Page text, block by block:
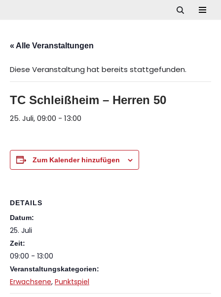
springen
« Alle Veranstaltungen
Diese Veranstaltung hat bereits stattgefunden.
TC Schleißheim – Herren 50
25. Juli, 09:00 - 13:00
Zum Kalender hinzufügen
DETAILS
Datum:
25. Juli
Zeit:
09:00 - 13:00
Veranstaltungskategorien:
Erwachsene, Punktspiel